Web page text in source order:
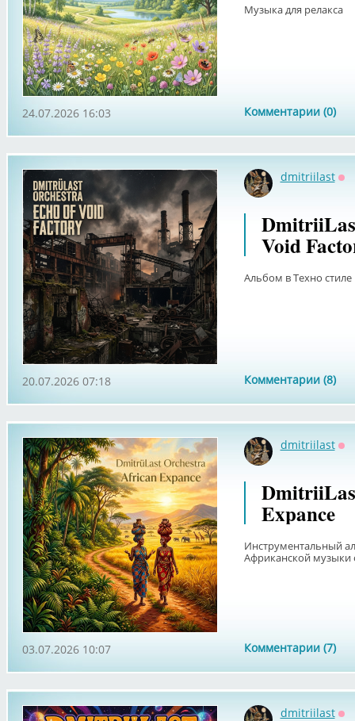
Музыка для релакса
Комментарии (0)
24.07.2026 16:03
dmitriilast
Void
Альбом в Техно стиле
Комментарии (8)
20.07.2026 07:18
dmitriilast
Expance
Инструментальный
Африканской музыки
Комментарии (7)
03.07.2026 10:07
dmitriilast